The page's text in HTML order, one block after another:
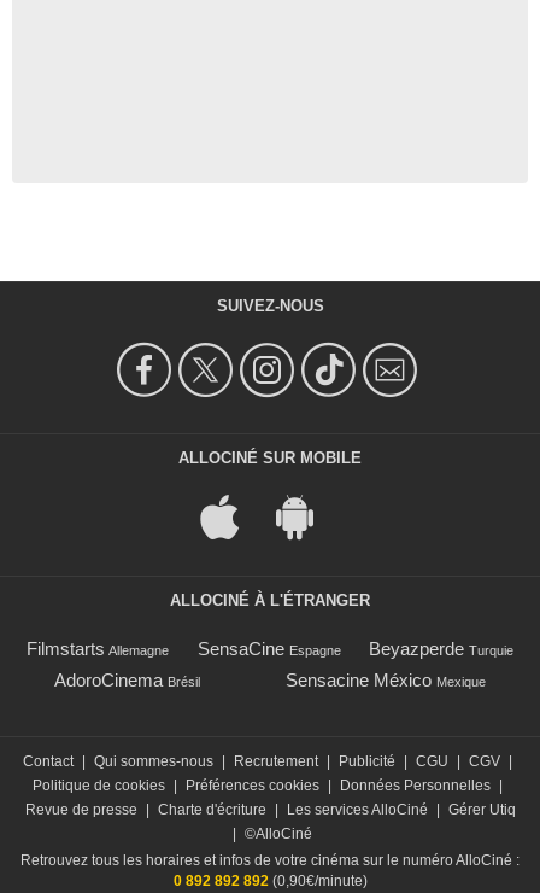
SUIVEZ-NOUS
ALLOCINÉ SUR MOBILE
ALLOCINÉ À L'ÉTRANGER
Filmstarts Allemagne SensaCine Espagne Beyazperde Turquie
AdoroCinema Brésil Sensacine México Mexique
Contact | Qui sommes-nous | Recrutement | Publicité | CGU | CGV |
Politique de cookies | Préférences cookies | Données Personnelles |
Revue de presse
| Charte d'écriture | Les services AlloCiné | Gérer Utiq
| ©AlloCiné
Retrouvez tous les horaires et infos de votre cinéma sur le numéro AlloCiné :
0 892 892 892 (0,90€/minute)